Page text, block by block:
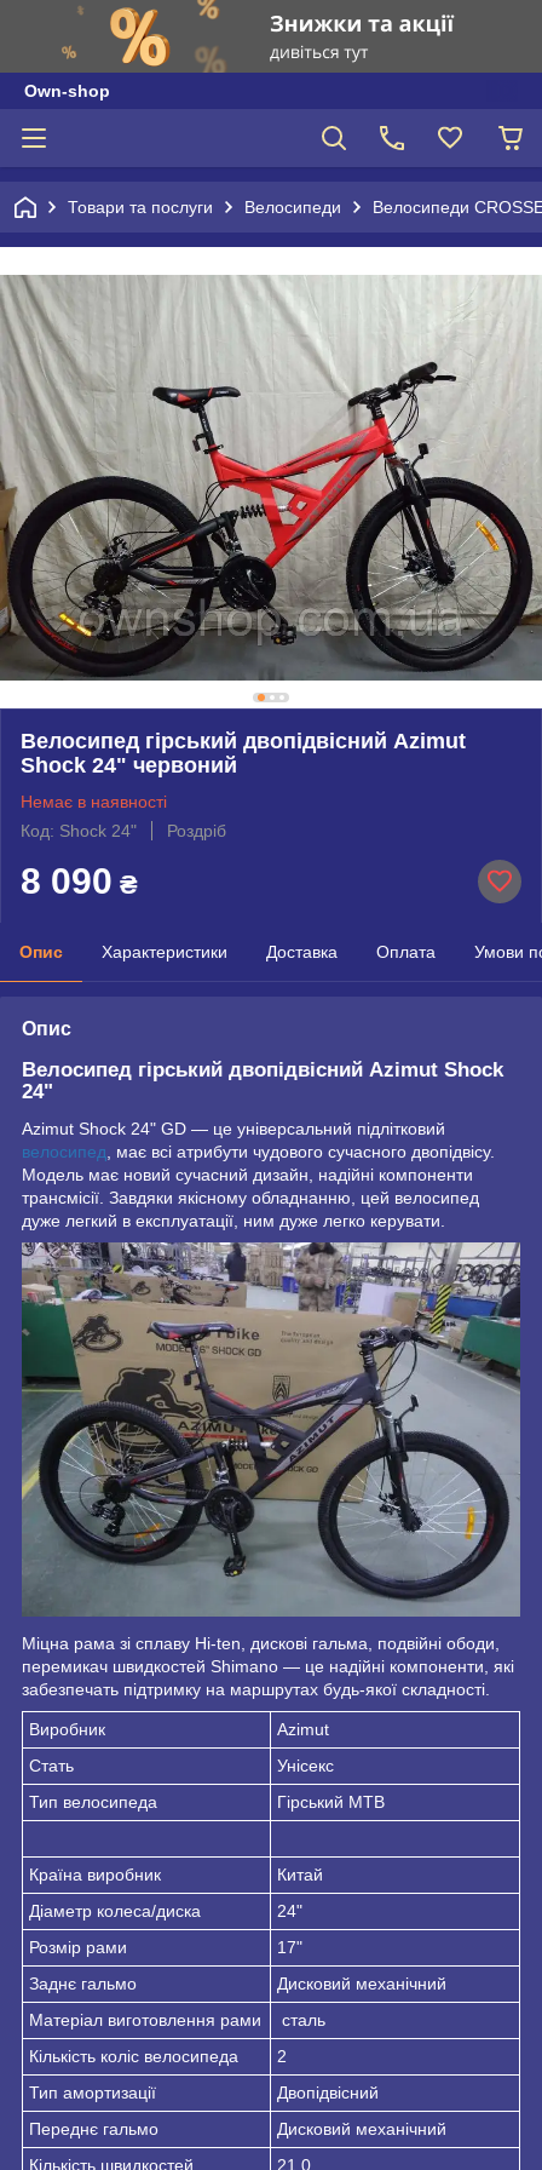
Own-shop
Товари та послуги Велосипеди Велосипеди
Велосипед гірський двопідвісний Azimut
Shock 24" червоний
Немає в наявності
Код: Shock 24"
Роздріб
8 090 ₴
Опис Характеристики Доставка Оплата Умови
Опис
Велосипед гірський двопідвісний Azimut Shock
24"
Azimut Shock 24" GD — це універсальний підлітковий
велосипед , має всі атрибути чудового сучасного двопідвісу.
Модель має новий сучасний дизайн, надійні компоненти
трансмісії. Завдяки якісному обладнанню, цей велосипед
дуже легкий в експлуатації, ним дуже легко керувати.
Міцна рама зі сплаву Hi-ten, дискові гальма, подвійні ободи,
перемикач швидкостей Shimano — це надійні компоненти, які
забезпечать підтримку на маршрутах будь-якої складності.
Виробник
Azimut
Стать
Унісекс
Тип велосипеда
Гірський MTB
Країна виробник
Китай
Діаметр колеса/диска
24"
Розмір рами
17"
Заднє гальмо
Дисковий механічний
Матеріал виготовлення рами
сталь
Кількість коліс велосипеда
2
Тип амортизації
Двопідвісний
Переднє гальмо
Дисковий механічний
Кількість швидкостей
21.0